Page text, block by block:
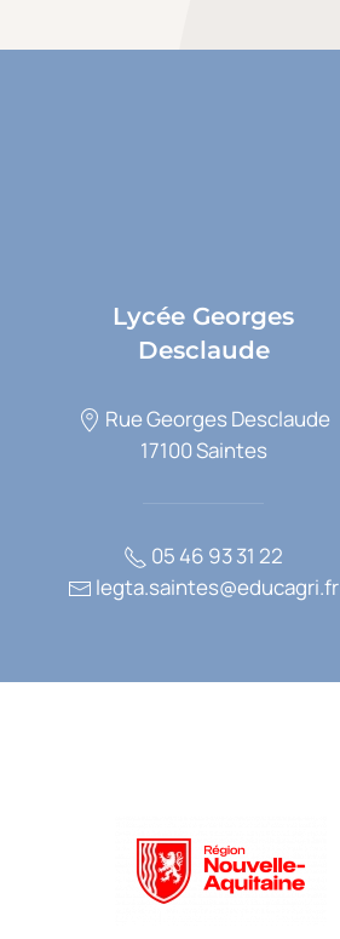
Lycée Georges
Desclaude
Rue Georges Desclaude
17100 Saintes
05 46 93 31 22
legta.saintes@educagri.fr